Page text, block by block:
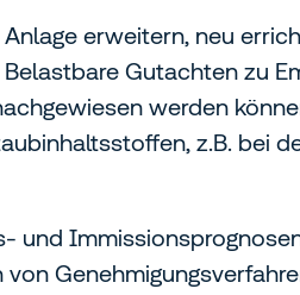
erweitern, neu
Gutachten zu
werden
z.B. bei
und
von